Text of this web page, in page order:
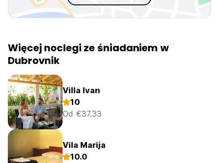
Więcej noclegi ze śniadaniem w
Dubrovnik
Villa Ivan
10
Od €37.33
Vila Marija
10.0